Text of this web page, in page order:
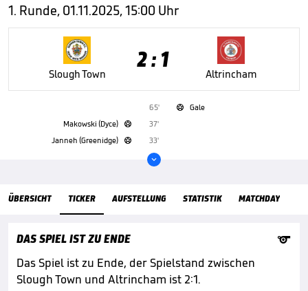
1. Runde, 01.11.2025, 15:00 Uhr
Slough Town
2 : 1
Altrincham
65' 
Gale
Makowski (Dyce)

37'
Janneh (Greenidge)
 33'

ÜBERSICHT TICKER AUFSTELLUNG STATISTIK MATCHDAY
ÜbersichtTicker
DAS SPIEL IST ZU ENDE

Das Spiel ist zu Ende, der Spielstand zwischen
Slough Town und Altrincham ist 2:1.